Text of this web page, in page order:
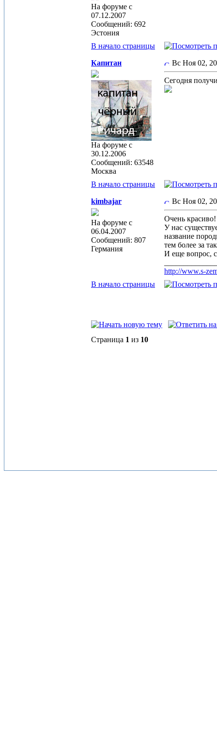
На форуме с
07.12.2007
Сообщений: 692
Эстония
В начало страницы
Капитан
На форуме с
30.12.2006
Сообщений: 63548
Москва
Вс Ноя 02,
Сегодня
В начало страницы
kimbajar
На форуме с
06.04.2007
Сообщений: 807
Германия
Вс Ноя 02,
Очень
У нас
название
тем более за
И еще вопрос,
http://www.s-
В начало страницы
Страница 1 из 10